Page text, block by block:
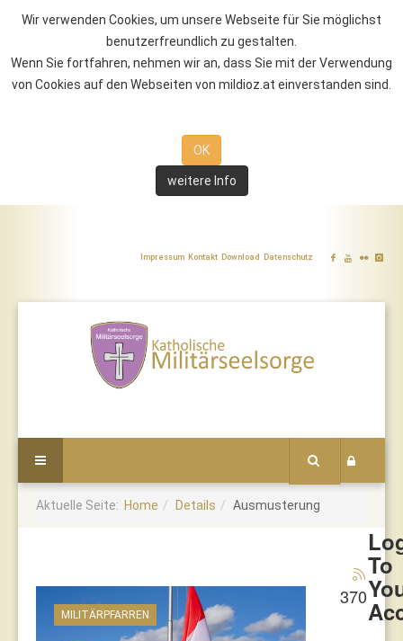
Wir verwenden Cookies, um unsere Webseite für Sie möglichst
benutzerfreundlich zu gestalten.
Wenn Sie fortfahren, nehmen wir an, dass Sie mit der Verwendung
von Cookies auf den Webseiten von mildioz.at einverstanden sind.
OK
weitere Info
Impressum Kontakt Download Datenschutz
To
Aktuelle Seite: Home Details Ausmusterung
MILITÄRPFARREN
370